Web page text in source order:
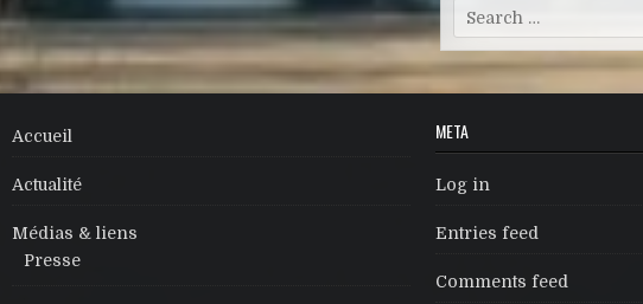
Search for:
Accueil
Actualité
Médias & liens
Presse
META
Log in
Entries feed
Comments feed